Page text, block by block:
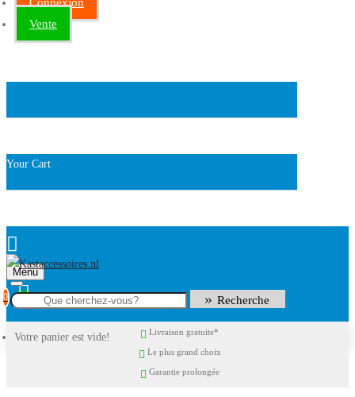
Vente
Your Cart
Menu
0
Votre panier est vide!
Recherche
Livraison gratuite*
Le plus grand choix
Garantie prolongée